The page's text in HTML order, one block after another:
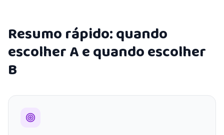
Resumo rápido: quando
escolher A e quando escolher
B